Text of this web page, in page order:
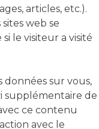
articles, etc.).
web se
le visiteur a visité
données sur vous,
supplémentaire de
ce contenu
avec le